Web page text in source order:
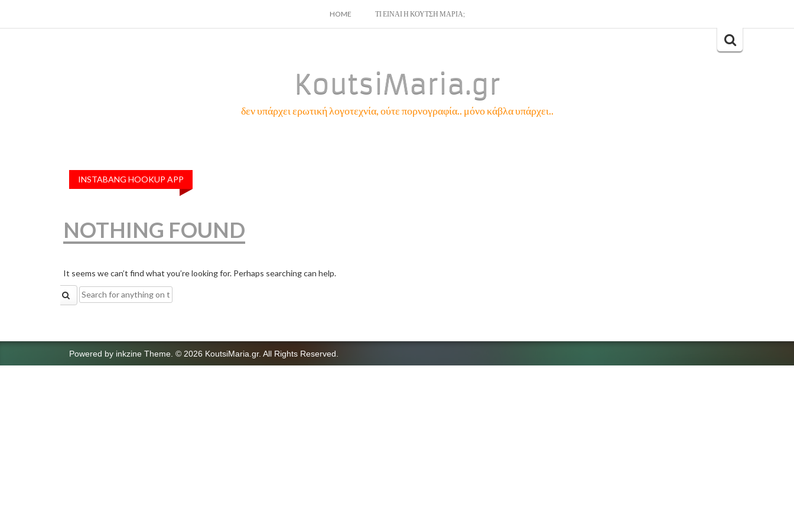
SKIP
HOME ΤΙ ΕΙΝΑΙ Η ΚΟΥΤΣΗ ΜΑΡΙΑ;
Search
KoutsiMaria.gr
δεν υπάρχει ερωτική λογοτεχνία, ούτε πορνογραφία.. μόνο κάβλα υπάρχει..
INSTABANG HOOKUP APP
NOTHING FOUND
It seems we can’t find what you’re looking for. Perhaps searching can help.
Search
for:
Powered by inkzine Theme © 2026 KoutsiMaria.gr. All Rights Reserved.